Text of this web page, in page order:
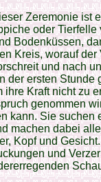
Zeremonie ist
oder
Bodenküssen,
Kreis, worauf
und nach
der ersten Stunde
ihre Kraft nicht zu
genommen
kann. Sie
machen dabei
Kopf und
und